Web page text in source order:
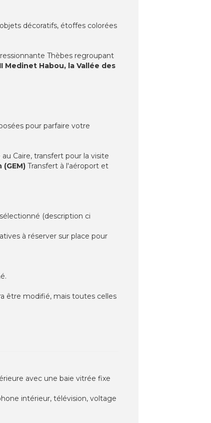
décoratifs, étoffes colorées
Thèbes regroupant
Medinet Habou, la Vallée des
pour parfaire votre
Caire, transfert pour la visite
Transfert à l'aéroport et
(description ci
à réserver sur place pour
être modifié, mais toutes celles
avec une baie vitrée fixe
intérieur, télévision, voltage